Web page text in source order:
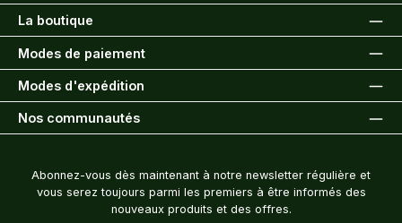
La boutique
Modes de paiement
Modes d'expédition
Nos communautés
Abonnez-vous dès maintenant à notre newsletter régulière et
vous serez toujours parmi les premiers à être informés des
nouveaux produits et des offres.